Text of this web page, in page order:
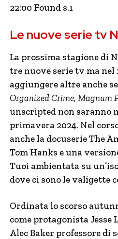
22:00 Found s.1
Le nuove serie tv
La prossima stagione di
tre nuove serie tv ma nel
aggiungere altre anche
Organized Crime, Magnum
unscripted non saranno
primavera 2024. Nel
anche la docuserie The
Tom Hanks e una
Tuoi ambientata su
dove ci sono le valigette
Ordinata lo scorso
come protagonista
Alec Baker professore di